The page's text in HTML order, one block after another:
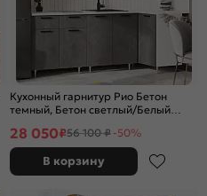
Кухонный гарнитур Рио Бетон
темный, Бетон светлый/Белый
28 050₽56 100 ₽ -50%
В корзину